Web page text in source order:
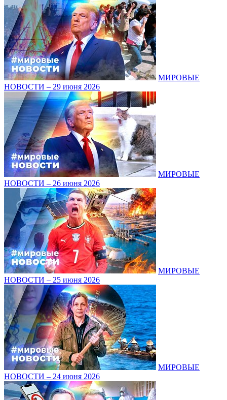
МИРОВЫЕ
НОВОСТИ – 29 июня 2026
МИРОВЫЕ
НОВОСТИ – 26 июня 2026
МИРОВЫЕ
НОВОСТИ – 25 июня 2026
МИРОВЫЕ
НОВОСТИ – 24 июня 2026